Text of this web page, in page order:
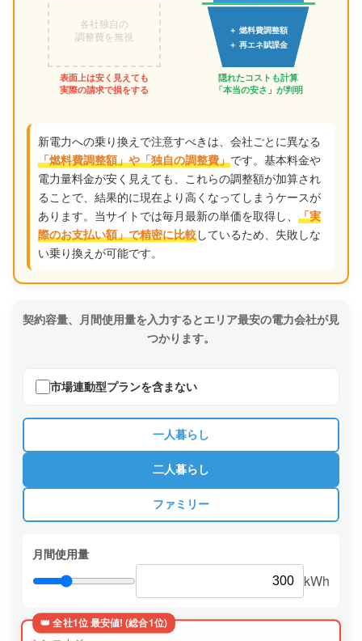
各社独自の
調整費を無視
表面上は安く見えても
実際の請求で損をする
＋ 燃料費調整額
＋ 再エネ賦課金
隠れたコストも計算
「本当の安さ」が判明
新電力への乗り換えで注意すべきは、会社ごとに異なる
「燃料費調整額」や「独自の調整費」です。基本料金や
電力量料金が安く見えても、これらの調整額が加算され
ることで、結果的に現在より高くなってしまうケースが
あります。当サイトでは毎月最新の単価を取得し、 「実
際のお支払い額」で精密に比較しているため、失敗しな
い乗り換えが可能です。
契約容量、月間使用量を入力するとエリア最安の電力会社が見
つかります。
市場連動型プランを含まない
一人暮らし
二人暮らし
ファミリー
月間使用量
kWh
👑 全社1位 最安値! (総合1位)